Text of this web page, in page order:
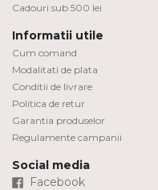
Cadouri sub 500 lei
Informatii utile
Cum comand
Modalitati de plata
Conditii de livrare
Politica de retur
Garantia produselor
Regulamente campanii
Social media
Facebook